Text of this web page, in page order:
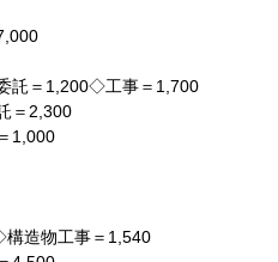
託＝1,200◇工事＝1,700
＝2,300
1,000
造物工事＝1,540